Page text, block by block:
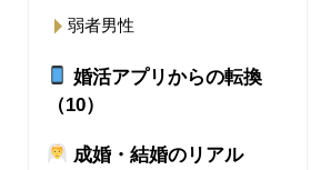
弱者男性
婚活アプリからの転換
（10）
成婚・結婚のリアル